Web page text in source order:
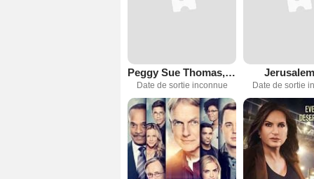
Peggy Sue Thomas, la scandaleuse
Date de sortie inconnue
Jerusalem
Date de sortie